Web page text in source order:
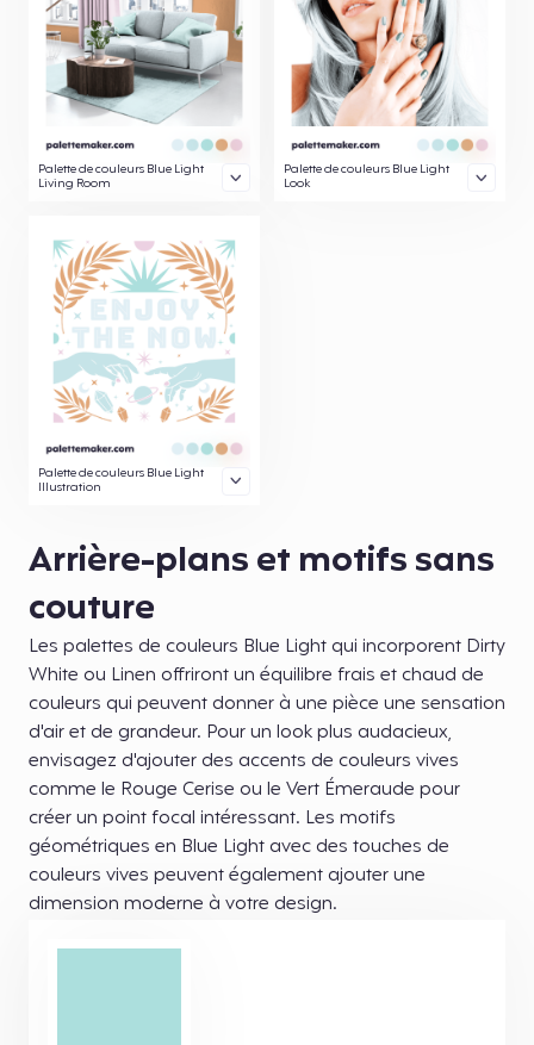
Palette de couleurs Blue Light
Living Room
Palette de couleurs Blue Light
Look
Palette de couleurs Blue Light
Illustration
Arrière-plans et motifs sans
couture
Les palettes de couleurs Blue Light qui incorporent Dirty
White ou Linen offriront un équilibre frais et chaud de
couleurs qui peuvent donner à une pièce une sensation
d'air et de grandeur. Pour un look plus audacieux,
envisagez d'ajouter des accents de couleurs vives
comme le Rouge Cerise ou le Vert Émeraude pour
créer un point focal intéressant. Les motifs
géométriques en Blue Light avec des touches de
couleurs vives peuvent également ajouter une
dimension moderne à votre design.